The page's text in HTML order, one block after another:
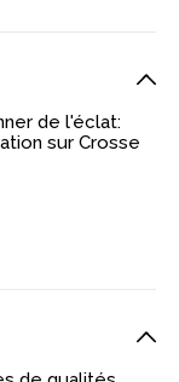
de l'éclat:
sur Crosse